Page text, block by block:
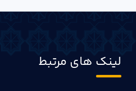
لینک های مرتبط